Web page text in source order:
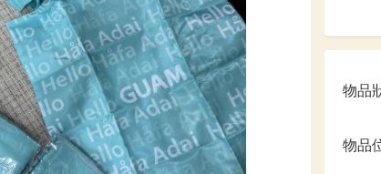
物品
物品